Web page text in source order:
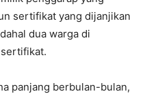
sertifikat yang dijanjikan
dua warga di
panjang berbulan-bulan,